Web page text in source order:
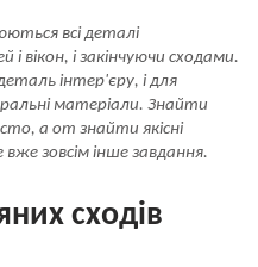
всі деталі
вікон, і закінчуючи сходами.
інтер'єру, і для
матеріали. Знайти
а от знайти якісні
вже зовсім інше завдання.
сходів